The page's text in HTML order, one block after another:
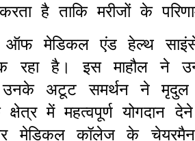
है ताकि मरीजों के
ऑफ मेडिकल एंड हेल्थ
रहा है। इस माहौल ने
उनके अटूट समर्थन ने
में महत्वपूर्ण योगदान देने
मेडिकल कॉलेज के चेयरमैन